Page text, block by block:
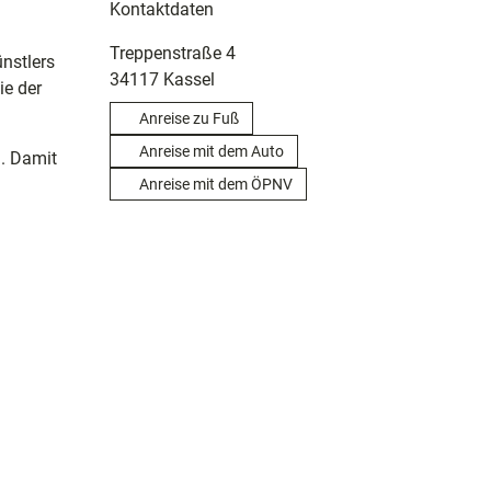
der
Damit
Kontaktdaten
Treppenstraße 4
34117 Kassel
Anreise zu Fuß
Anreise mit dem Auto
Anreise mit dem ÖPNV